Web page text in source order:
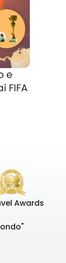
e
FIFA
Awards